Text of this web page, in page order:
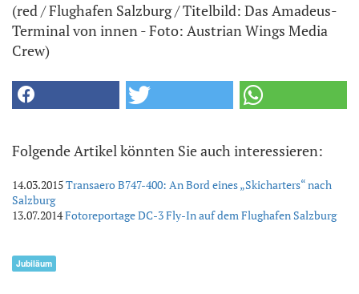
(red / Flughafen Salzburg / Titelbild: Das Amadeus-
Terminal von innen - Foto: Austrian Wings Media
Crew)
Folgende Artikel könnten Sie auch interessieren:
14.03.2015Transaero B747-400: An Bord eines „Skicharters“ nach
Salzburg
13.07.2014Fotoreportage DC-3 Fly-In auf dem Flughafen Salzburg
Jubiläum